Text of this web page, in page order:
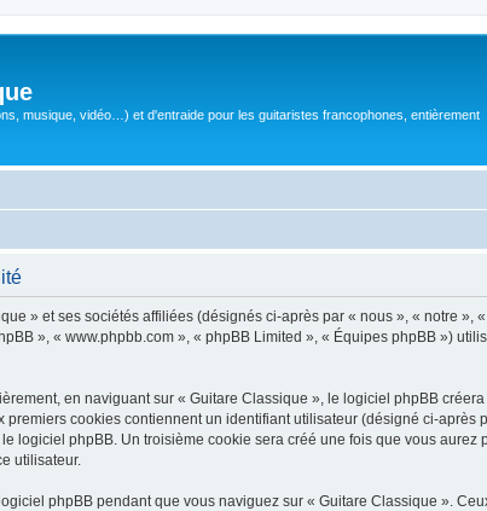
musique, vidéo…) et d'entraide pour les guitaristes francophones, entièrement
» et ses sociétés affiliées (désignés ci-après par « nous », « notre »,
», « www.phpbb.com », « phpBB Limited », « Équipes phpBB »)
en naviguant sur « Guitare Classique », le logiciel phpBB
cookies contiennent un identifiant utilisateur (désigné ci-
logiciel phpBB. Un troisième cookie sera créé une fois que vous
utilisateur.
phpBB pendant que vous naviguez sur « Guitare Classique ».